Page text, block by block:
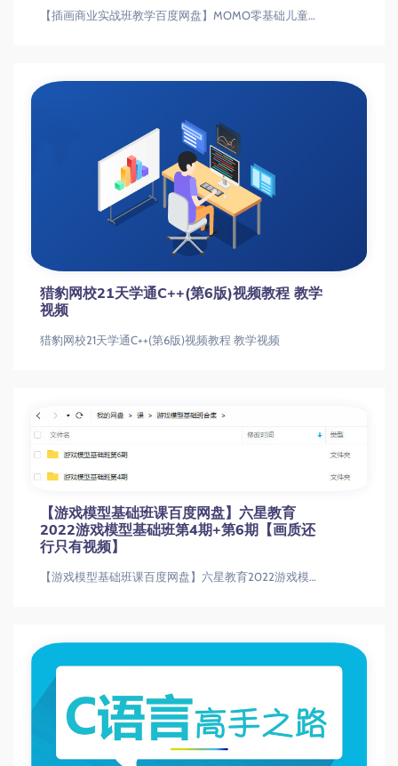
【插画商业实战班教学百度网盘】MOMO零基础儿童插画商业实战班第1期【插画商业实战班教学百度网盘】MOMO零基础儿童插画商业实战班第
猎豹网校21天学通C++(第6版)视频教程 教学
视频
猎豹网校21天学通C++(第6版)视频教程 教学视频
【游戏模型基础班课百度网盘】六星教育
2022游戏模型基础班第4期+第6期【画质还
行只有视频】
【游戏模型基础班课百度网盘】六星教育2022游戏模型基础班第4期+第6期【画质还行只有视频】【游戏模型基础班课百度网盘】六星教育20